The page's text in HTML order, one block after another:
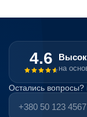
4.6
на
Остались